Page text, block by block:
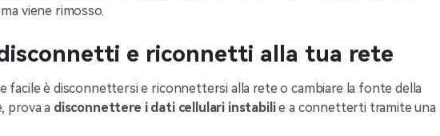
viene rimosso.
e riconnetti alla tua rete
facile è disconnettersi e riconnettersi alla rete o cambiare la fonte della
prova a disconnettere i dati cellulari instabilie a connetterti tramite una